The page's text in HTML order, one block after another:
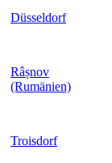
Düsseldorf
Râșnov
(Rumänien)
Troisdorf